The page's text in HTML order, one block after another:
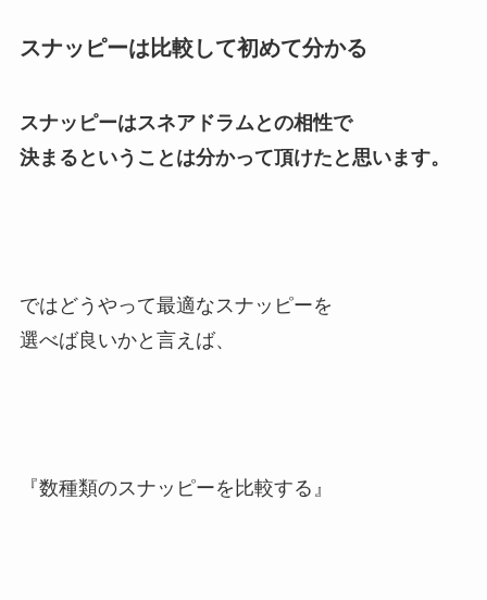
スナッピーは比較して初めて分かる
スナッピーはスネアドラムとの相性で
決まるということは分かって頂けたと思います。
ではどうやって最適なスナッピーを
選べば良いかと言えば、
『数種類のスナッピーを比較する』